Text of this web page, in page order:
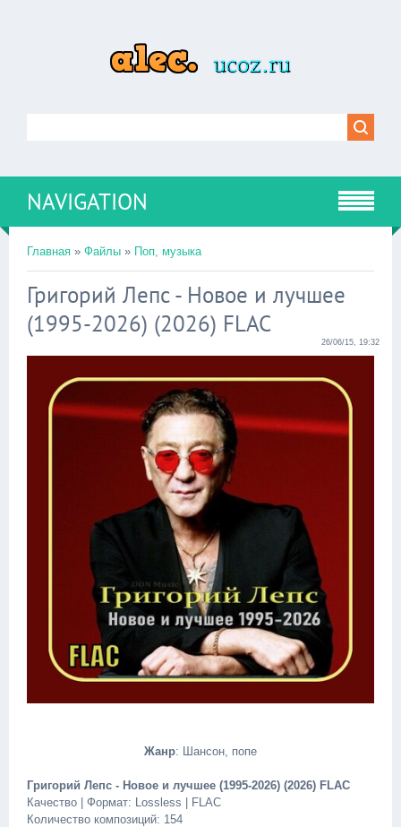
NAVIGATION
Главная » Файлы » Поп, музыка
Григорий Лепс - Новое и лучшее
(1995-2026) (2026) FLAC
26/06/15, 19:32
Жанр: Шансон, попe
Григорий Лепс - Новое и лучшее (1995-2026) (2026) FLAC
Качество | Формат: Lossless | FLAC
Количество композиций: 154